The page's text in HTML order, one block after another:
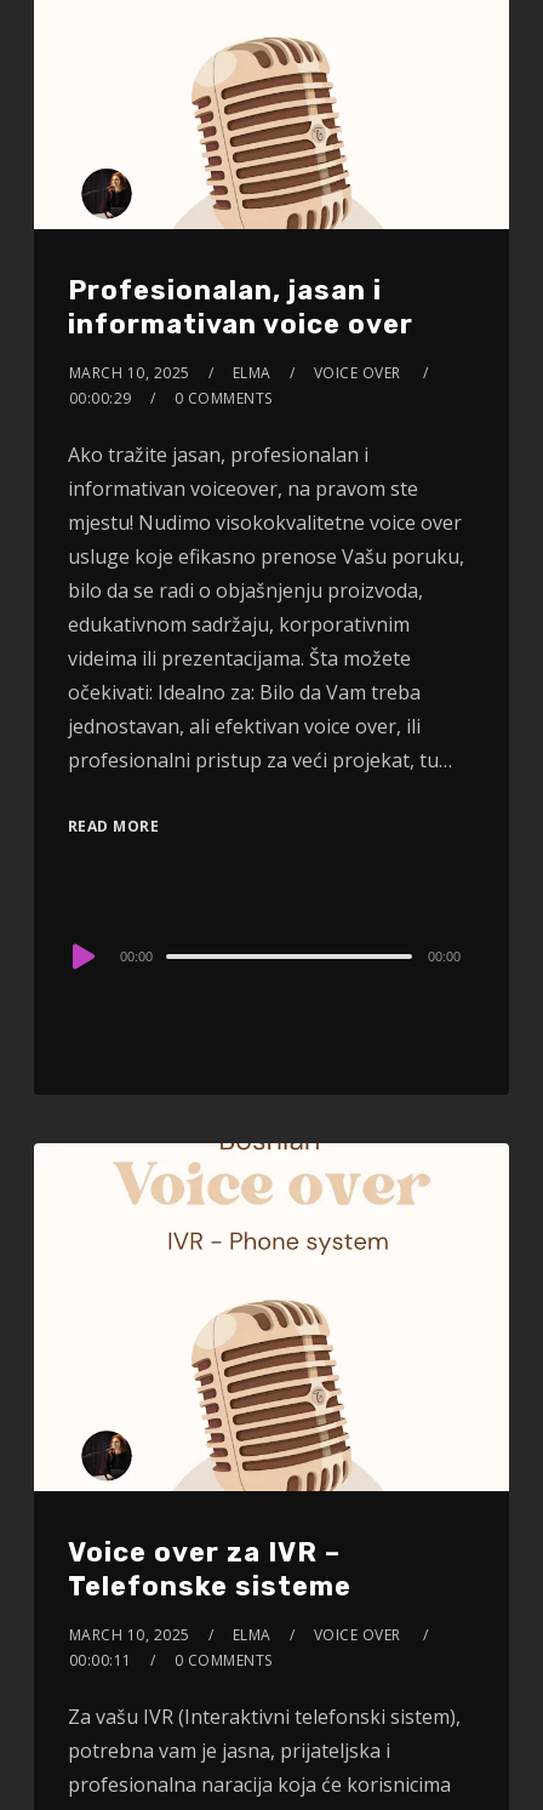
Profesionalan, jasan i
informativan voice over
MARCH 10, 2025 ELMA
VOICE OVER
00:00:29
0 COMMENTS
Ako tražite jasan, profesionalan i
informativan voiceover, na pravom ste
mjestu! Nudimo visokokvalitetne voice over
usluge koje efikasno prenose Vašu poruku,
bilo da se radi o objašnjenju proizvoda,
edukativnom sadržaju, korporativnim
videima ili prezentacijama. Šta možete
očekivati: Idealno za: Bilo da Vam treba
jednostavan, ali efektivan voice over, ili
profesionalni pristup za veći projekat, tu…
READ MORE
Audio
00:00 00:00
Voice over za IVR –
Telefonske sisteme
MARCH 10, 2025 ELMA
VOICE OVER
00:00:11
0 COMMENTS
Za vašu IVR (Interaktivni telefonski sistem),
potrebna vam je jasna, prijateljska i
profesionalna naracija koja će korisnicima